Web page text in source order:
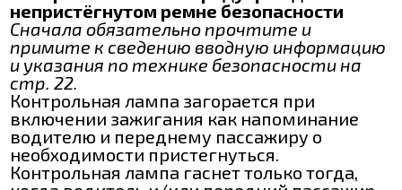
непристёгнутом ремне безопасности
Сначала обязательно прочтите и
примите к сведению вводную информацию
и указания по технике безопасности на
стр. 22.
Контрольная лампа загорается при
включении зажигания как напоминание
водителю и переднему пассажиру о
необходимости пристегнуться.
Контрольная лампа гаснет только тогда,